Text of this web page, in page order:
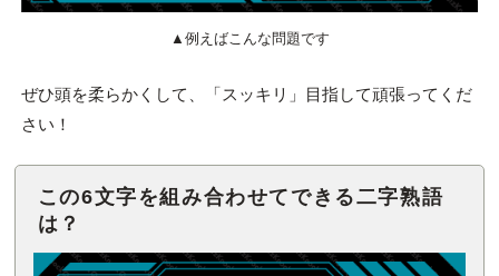
▲例えばこんな問題です
ぜひ頭を柔らかくして、「スッキリ」目指して頑張ってくだ
さい！
この6文字を組み合わせてできる二字熟語
は？